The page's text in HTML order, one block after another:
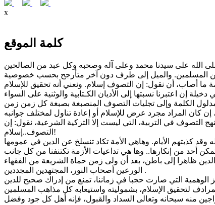
x
كلمة الموقع
المسلمين. والميل إلى طرف دون آخر متأرجح بحسب خصوصية
التصوف في التربية، التي ليست إلا التزكية الشرعية، نقول: إن
التصوف..إسلام!
ظاهرا إلى باطن، بعد أن ولى زمن حماة الشريعة من الفقهاء
الورعين أصحاب النور، المجتهدين المجددين .